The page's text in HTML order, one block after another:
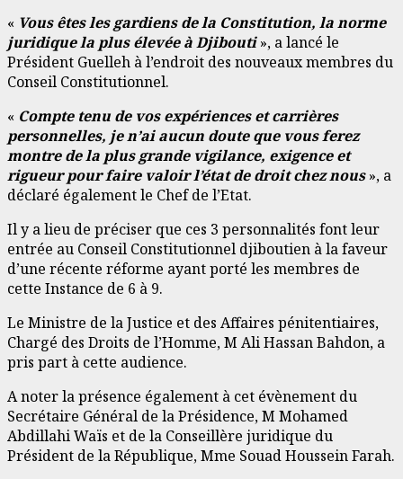
« Vous êtes les gardiens de la Constitution, la norme
juridique la plus élevée à Djibouti», a lancé le
Président Guelleh à l’endroit des nouveaux membres du
Conseil Constitutionnel.
« Compte tenu de vos expériences et carrières
personnelles, je n’ai aucun doute que vous ferez
montre de la plus grande vigilance, exigence et
rigueur pour faire valoir l’état de droit chez nous», a
déclaré également le Chef de l’Etat.
Il y a lieu de préciser que ces 3 personnalités font leur
entrée au Conseil Constitutionnel djiboutien à la faveur
d’une récente réforme ayant porté les membres de
cette Instance de 6 à 9.
Le Ministre de la Justice et des Affaires pénitentiaires,
Chargé des Droits de l’Homme, M Ali Hassan Bahdon, a
pris part à cette audience.
A noter la présence également à cet évènement du
Secrétaire Général de la Présidence, M Mohamed
Abdillahi Waïs et de la Conseillère juridique du
Président de la République, Mme Souad Houssein Farah.